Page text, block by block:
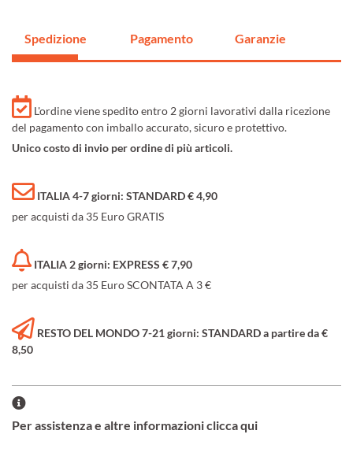
Spedizione Pagamento Garanzie
L'ordine viene spedito entro 2 giorni lavorativi dalla ricezione
del pagamento con imballo accurato, sicuro e protettivo.
Unico costo di invio per ordine di più articoli.
ITALIA 4-7 giorni: STANDARD € 4,90
per acquisti da 35 Euro GRATIS
ITALIA 2 giorni: EXPRESS € 7,90
per acquisti da 35 Euro SCONTATA A 3 €
RESTO DEL MONDO 7-21 giorni: STANDARD a partire da €
8,50
Per assistenza e altre informazioni clicca qui